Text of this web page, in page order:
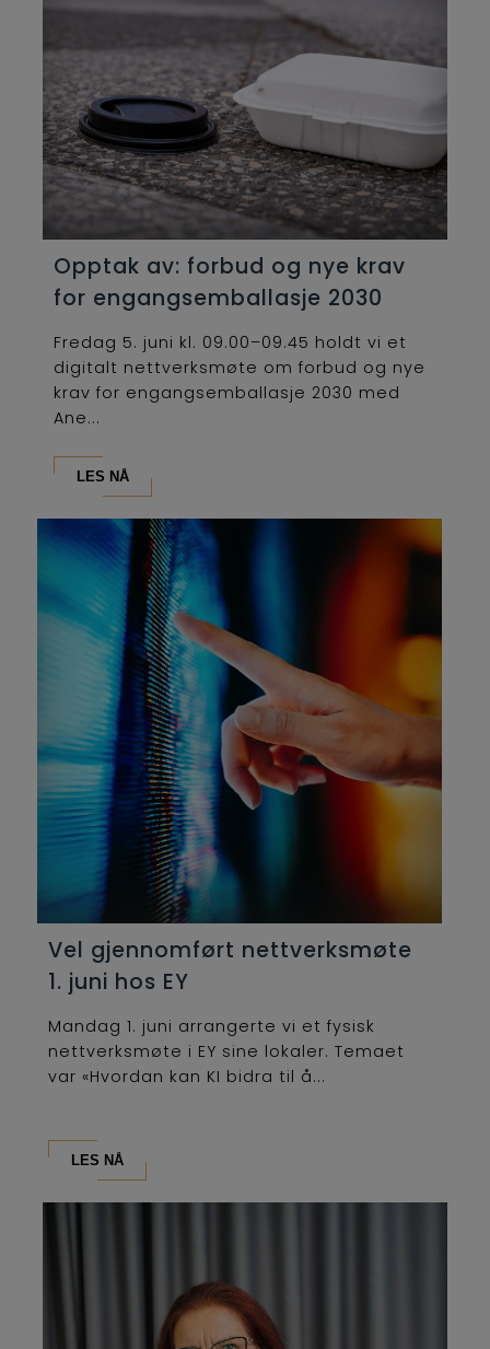
Opptak av: forbud og nye krav
for engangsemballasje 2030
Fredag 5. juni kl. 09.00–09.45 holdt vi et
digitalt nettverksmøte om forbud og nye
krav for engangsemballasje 2030 med
Ane...
LES NÅ
Vel gjennomført nettverksmøte
1. juni hos EY
Mandag 1. juni arrangerte vi et fysisk
nettverksmøte i EY sine lokaler. Temaet
var «Hvordan kan KI bidra til å...
LES NÅ